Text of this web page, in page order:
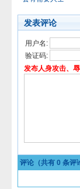
发表评论
用户名:
验证码:
发布人身攻击、
评论（共有 0 条评